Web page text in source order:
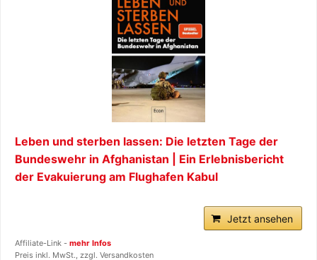
Leben und sterben lassen: Die letzten Tage der
Bundeswehr in Afghanistan | Ein Erlebnisbericht
der Evakuierung am Flughafen Kabul
Jetzt ansehen
Affiliate-Link - mehr Infos
Preis inkl. MwSt., zzgl. Versandkosten